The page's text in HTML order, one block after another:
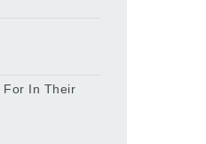
For In Their